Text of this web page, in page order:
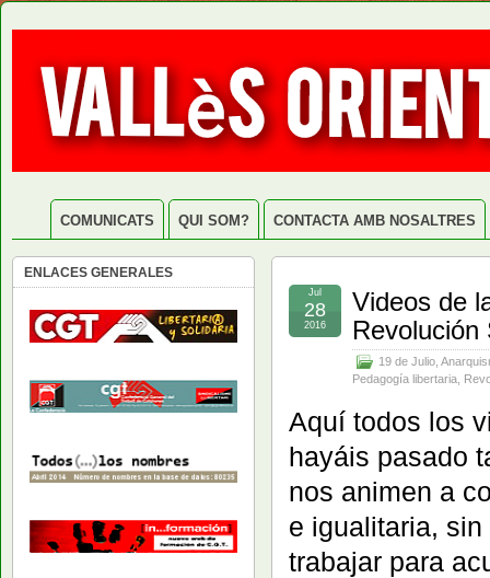
COMUNICATS QUI SOM? CONTACTA AMB NOSALTRES
Videos de
Revolución
19 de Julio
Pedagogía libertaria
Jul
28
2016
Aquí todos los
hayáis pasado
nos animen a
e igualitaria,
trabajar para
ENLACES GENERALES